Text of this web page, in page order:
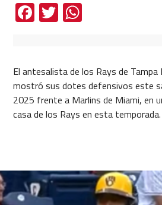
Facebook
TwitterWhatsApp
El antesalista de los Rays de Tampa
mostró sus dotes defensivos este
2025 frente a Marlins de Miami, en
casa de los Rays en esta temporada.